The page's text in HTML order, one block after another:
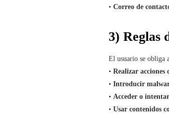
• Correo de
3) Reglas
El usuario se obliga
• Realizar
• Introducir
• Acceder o
• Usar contenidos